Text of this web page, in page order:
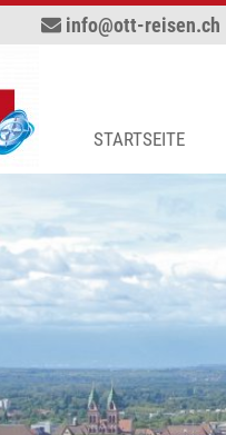
info ott-reisen.ch
STARTSEITE